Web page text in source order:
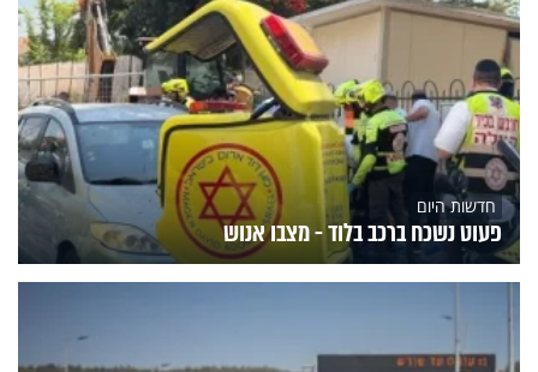
חדשות היום
פעוט נשכח ברכב בלוד - מצבו אנוש